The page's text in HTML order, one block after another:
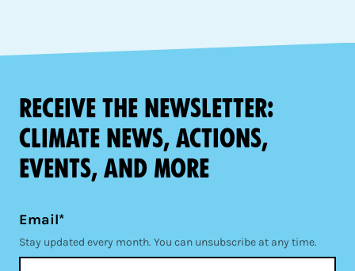
Receive the newsletter:
climate news, actions,
events, and more
Email*
Stay updated every month. You can unsubscribe at any time.